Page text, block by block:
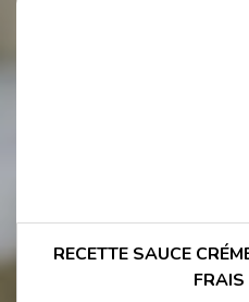
RECETTE SAUCE